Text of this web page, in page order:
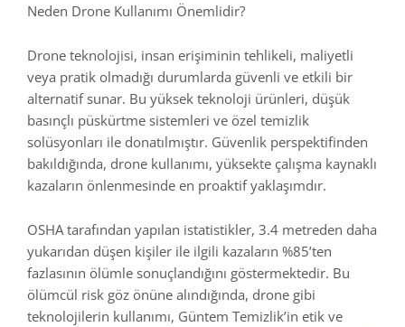
Neden Drone Kullanımı Önemlidir?
Drone teknolojisi, insan erişiminin tehlikeli, maliyetli
veya pratik olmadığı durumlarda güvenli ve etkili bir
alternatif sunar. Bu yüksek teknoloji ürünleri, düşük
basınçlı püskürtme sistemleri ve özel temizlik
solüsyonları ile donatılmıştır. Güvenlik perspektifinden
bakıldığında, drone kullanımı, yüksekte çalışma kaynaklı
kazaların önlenmesinde en proaktif yaklaşımdır.
OSHA tarafından yapılan istatistikler, 3.4 metreden daha
yukarıdan düşen kişiler ile ilgili kazaların %85’ten
fazlasının ölümle sonuçlandığını göstermektedir. Bu
ölümcül risk göz önüne alındığında, drone gibi
teknolojilerin kullanımı, Güntem Temizlik’in etik ve